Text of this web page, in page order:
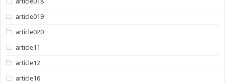
article019
article020
article11
article12
article16